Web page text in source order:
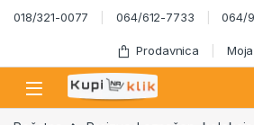
Skip to navigation
Skip to content
018/321-0077 064/612-7733 064/
Prodavnica